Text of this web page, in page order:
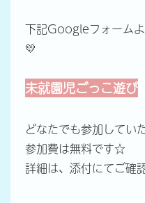
下記Googleフォーム
💛
未就園児ごっこ遊び
どなたでも参加してい
参加費は無料です☆
詳細は、添付にてご確